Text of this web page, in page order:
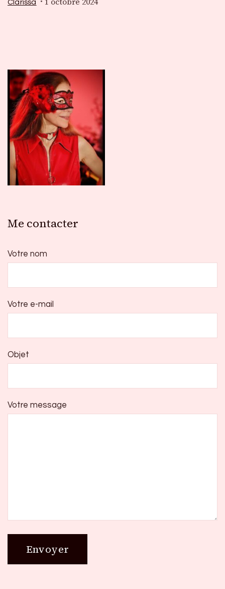
Clarissa
Me contacter
Votre nom
Votre e-mail
Objet
Votre message